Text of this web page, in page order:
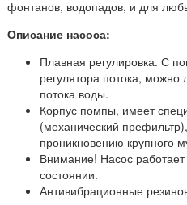
фонтанов, водопадов, и для
Описание насоса:
Плавная регулировка. С
регулятора потока, можно
потока воды.
Корпус помпы, имеет
(механический
проникновению крупного
Внимание! Насос
состоянии.
Антивибрационные